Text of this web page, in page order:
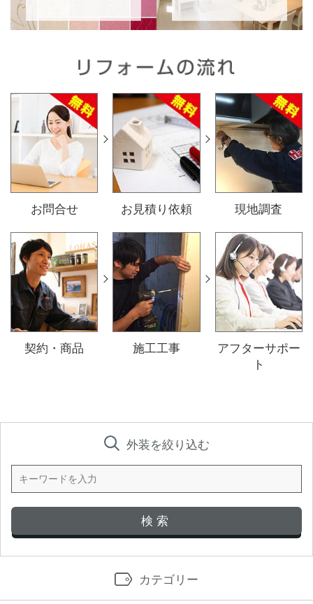
リフォームの流れ
お問合せ お見積り依頼 現地調査
契約・商品 施工工事
アフターサポー
ト
外装を絞り込む
カテゴリー